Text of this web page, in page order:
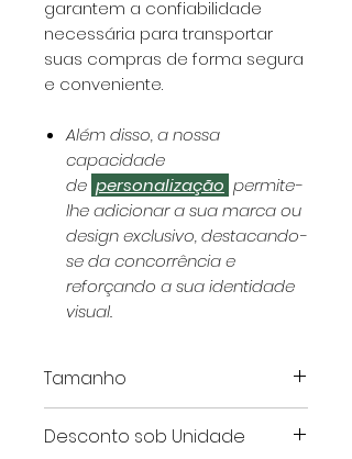
garantem a confiabilidade
necessária para transportar
suas compras de forma segura
e conveniente.
Além disso, a nossa
capacidade
de personalização permite-
lhe adicionar a sua marca ou
design exclusivo, destacando-
se da concorrência e
reforçando a sua identidade
visual.
Tamanho
centímetros.
Desconto sob Unidade